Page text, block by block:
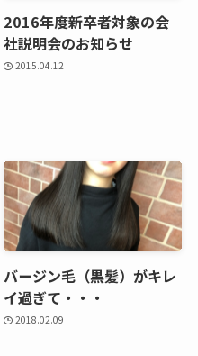
2016年度新卒者対象の会
社説明会のお知らせ
2015.04.12
バージン毛（黒髪）がキレ
イ過ぎて・・・
2018.02.09